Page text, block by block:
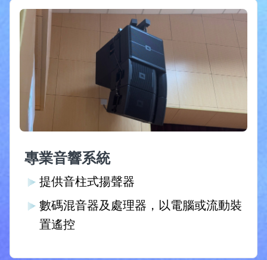
專業音響系統
提供音柱式揚聲器
數碼混音器及處理器，以電腦或流動裝
置遙控